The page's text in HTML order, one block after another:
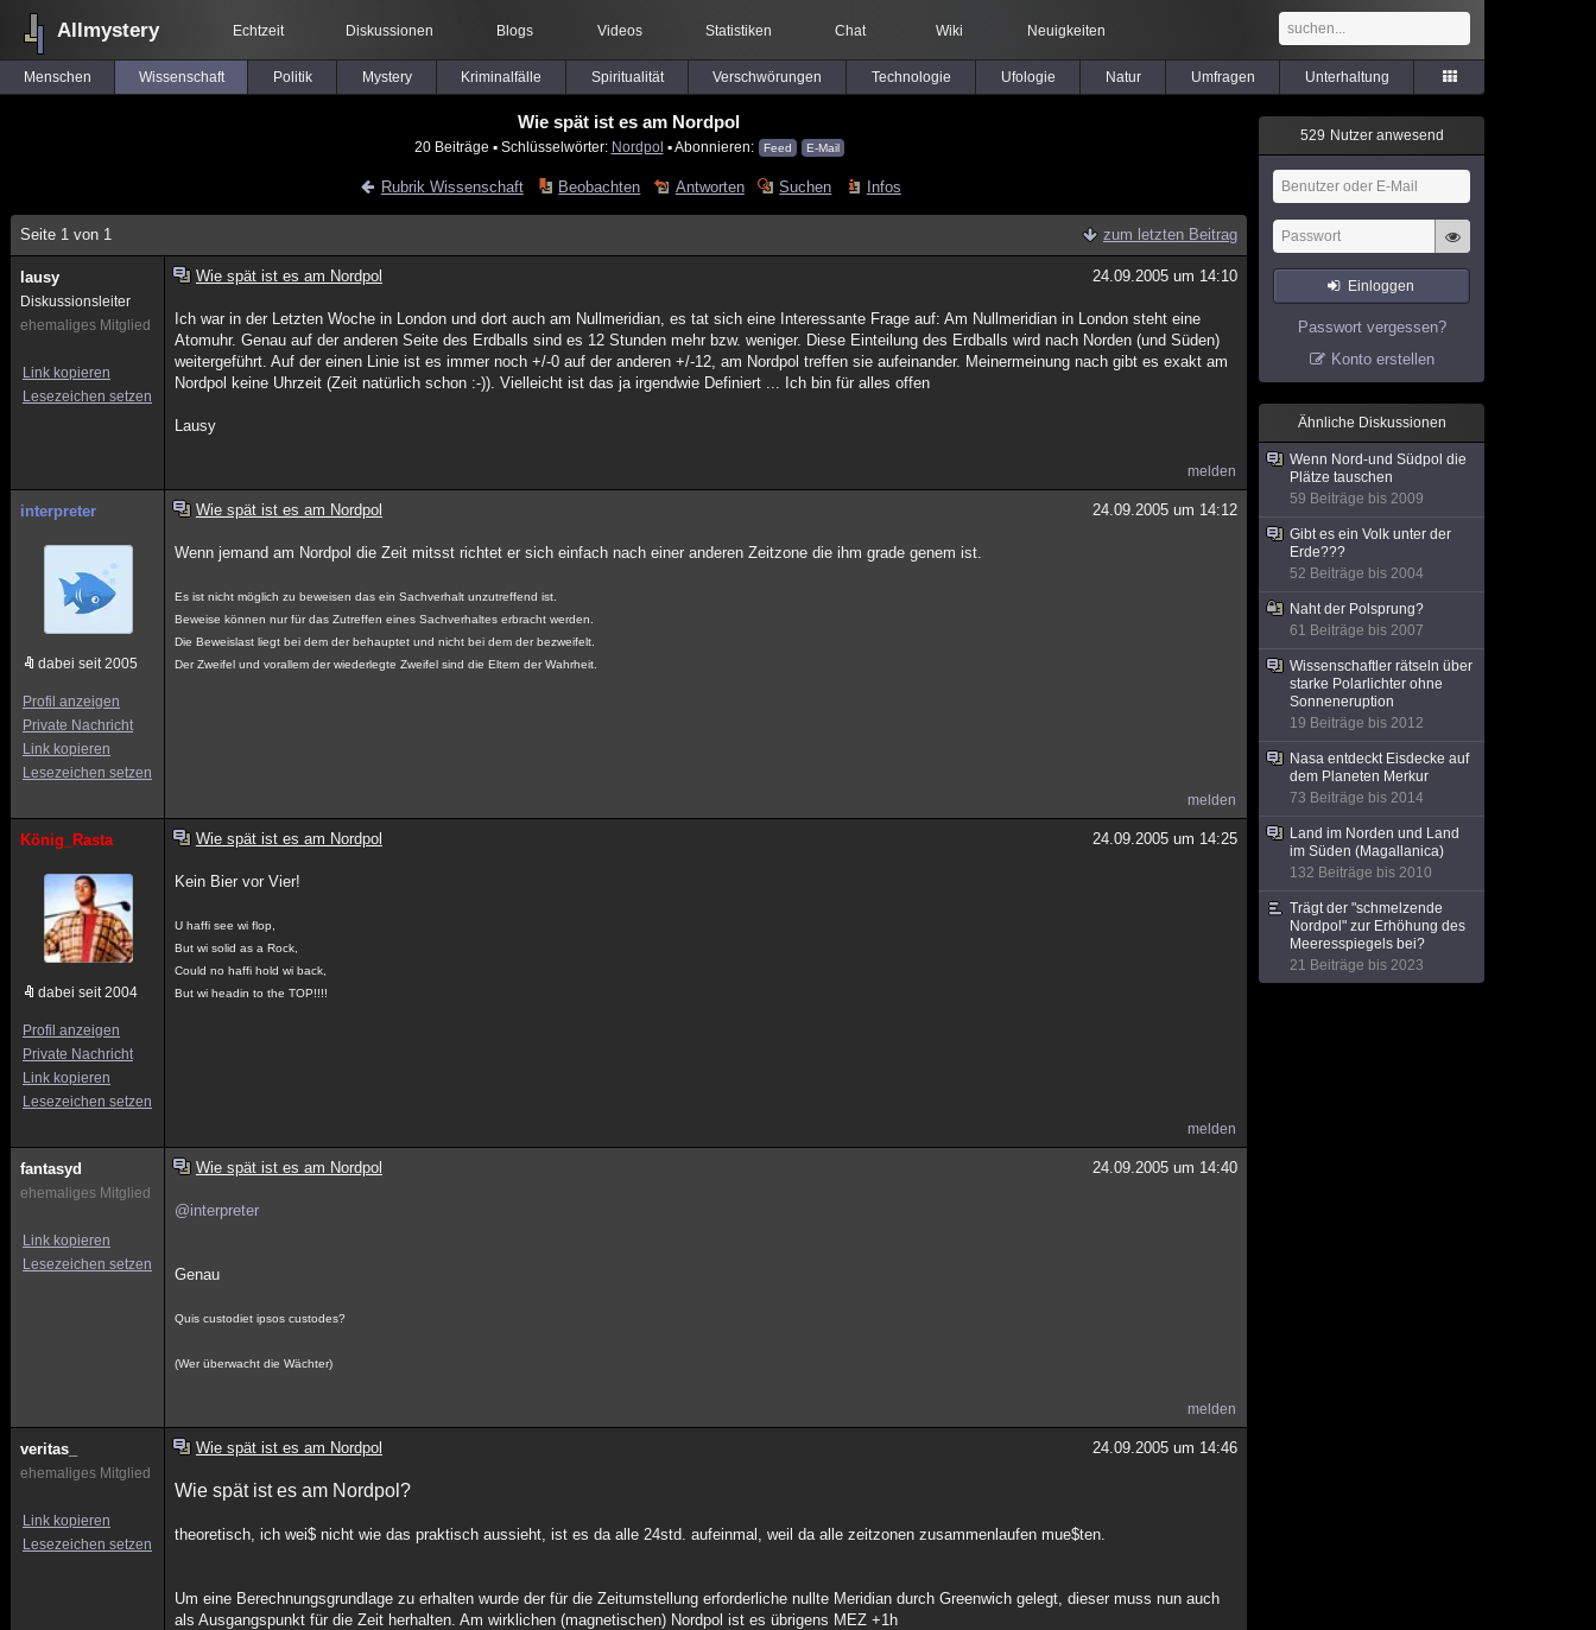
Allmystery Echtzeit Diskussionen Blogs Videos Statistiken Chat Wiki Neuigkeiten
Menschen Wissenschaft Politik Mystery Kriminalfälle Spiritualität Verschwörungen Technologie Ufologie Natur Umfragen Unterhaltung
Wie spät ist es am Nordpol
20 Beiträge ▪ Schlüsselwörter: Nordpol ▪ Abonnieren: Feed E-Mail
Rubrik Wissenschaft Beobachten Antworten Suchen Infos
Seite 1 von 1 zum letzten Beitrag
lausy
Diskussionsleiter
ehemaliges Mitglied
Link kopieren
Lesezeichen setzen
Wie spät ist es am Nordpol 24.09.2005 um 14:10
Ich war in der Letzten Woche in London und dort auch am Nullmeridian, es tat sich eine Interessante Frage auf: Am Nullmeridian in London steht eine
Atomuhr. Genau auf der anderen Seite des Erdballs sind es 12 Stunden mehr bzw. weniger. Diese Einteilung des Erdballs wird nach Norden (und Süden)
weitergeführt. Auf der einen Linie ist es immer noch +/-0 auf der anderen +/-12, am Nordpol treffen sie aufeinander. Meinermeinung nach gibt es exakt am
Nordpol keine Uhrzeit (Zeit natürlich schon :-)). Vielleicht ist das ja irgendwie Definiert ... Ich bin für alles offen
Lausy
melden
interpreter
dabei seit 2005
Profil anzeigen
Private Nachricht
Link kopieren
Lesezeichen setzen
Wie spät ist es am Nordpol 24.09.2005 um 14:12
Wenn jemand am Nordpol die Zeit mitsst richtet er sich einfach nach einer anderen Zeitzone die ihm grade genem ist.
Es ist nicht möglich zu beweisen das ein Sachverhalt unzutreffend ist.
Beweise können nur für das Zutreffen eines Sachverhaltes erbracht werden.
Die Beweislast liegt bei dem der behauptet und nicht bei dem der bezweifelt.
Der Zweifel und vorallem der wiederlegte Zweifel sind die Eltern der Wahrheit.
melden
König_Rasta
dabei seit 2004
Profil anzeigen
Private Nachricht
Link kopieren
Lesezeichen setzen
Wie spät ist es am Nordpol 24.09.2005 um 14:25
Kein Bier vor Vier!
U haffi see wi flop,
But wi solid as a Rock,
Could no haffi hold wi back,
But wi headin to the TOP!!!!
melden
fantasyd
ehemaliges Mitglied
Link kopieren
Lesezeichen setzen
Wie spät ist es am Nordpol 24.09.2005 um 14:40
@interpreter
Genau
Quis custodiet ipsos custodes?
(Wer überwacht die Wächter)
melden
veritas_
ehemaliges Mitglied
Link kopieren
Lesezeichen setzen
Wie spät ist es am Nordpol 24.09.2005 um 14:46
Wie spät ist es am Nordpol?
theoretisch, ich wei$ nicht wie das praktisch aussieht, ist es da alle 24std. aufeinmal, weil da alle zeitzonen zusammenlaufen mue$ten.
Um eine Berechnungsgrundlage zu erhalten wurde der für die Zeitumstellung erforderliche nullte Meridian durch Greenwich gelegt, dieser muss nun auch
als Ausgangspunkt für die Zeit herhalten. Am wirklichen (magnetischen) Nordpol ist es übrigens MEZ +1h
529 Nutzer anwesend
Einloggen
Passwort vergessen?
Konto erstellen
Ähnliche Diskussionen
Wenn Nord-und Südpol die
Plätze tauschen
59 Beiträge bis 2009
Gibt es ein Volk unter der
Erde???
52 Beiträge bis 2004
Naht der Polsprung?
61 Beiträge bis 2007
Wissenschaftler rätseln über
starke Polarlichter ohne
Sonneneruption
19 Beiträge bis 2012
Nasa entdeckt Eisdecke auf
dem Planeten Merkur
73 Beiträge bis 2014
Land im Norden und Land
im Süden (Magallanica)
132 Beiträge bis 2010
Trägt der "schmelzende
Nordpol" zur Erhöhung des
Meeresspiegels bei?
21 Beiträge bis 2023